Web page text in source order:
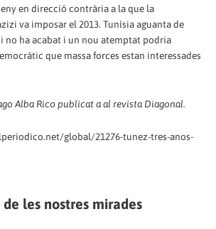
en direcció contrària a la que la
va imposar el 2013. Tunísia aguanta de
no ha acabat i un nou atemptat podria
que massa forces estan interessades
Alba Rico publicat a al revista Diagonal.
global/21276-tunez-tres-anos-
les nostres mirades